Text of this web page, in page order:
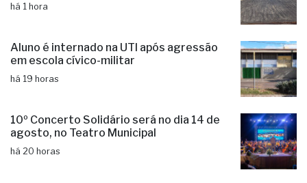
há 1 hora
Aluno é internado na UTI após agressão
em escola cívico-militar
há 19 horas
10º Concerto Solidário será no dia 14 de
agosto, no Teatro Municipal
há 20 horas